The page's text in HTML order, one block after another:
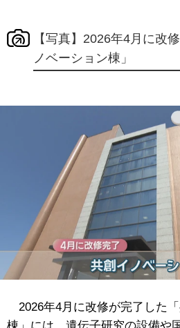
【写真】2026年4月に改
ノベーション棟」
2026年4月に改修が完了した
棟」には、遺伝子研究の設備や